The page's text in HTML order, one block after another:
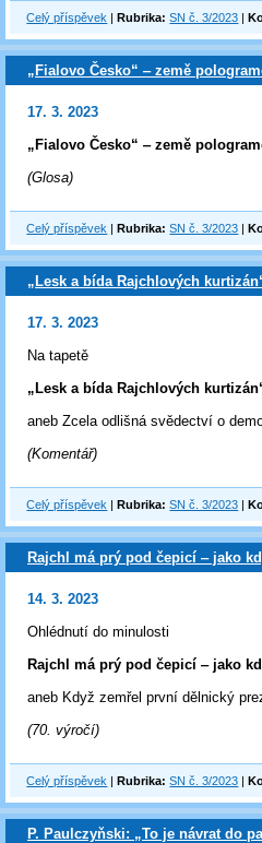
Celý příspěvek |Rubrika: SN č. 3/2023 |
„Fialovo Česko“ ‒ země
17. 3. 2023
„Fialovo Česko“ ‒ země
(Glosa)
Celý příspěvek |Rubrika: SN č. 3/2023 |
„Lesk a bída Rajchlových
17. 3. 2023
Na tapetě
„Lesk a bída Rajchlových
aneb Zcela odlišná svědectví o
(Komentář)
Celý příspěvek |Rubrika: SN č. 3/2023 |
Rajchl má prý pod čepicí ‒ jako
14. 3. 2023
Ohlédnutí do minulosti
Rajchl má prý pod čepicí ‒ jako
aneb Když zemřel první dělnický
(70. výročí)
Celý příspěvek |Rubrika: SN č. 3/2023 |
P. Paulczyňski: „To je návrat do